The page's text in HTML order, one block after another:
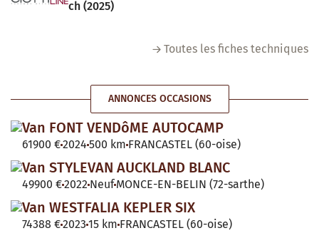
ch (2025)
Toutes les fiches techniques
ANNONCES OCCASIONS
Van FONT VENDôME AUTOCAMP
61900 €2024 500 km FRANCASTEL (60-oise)
Van STYLEVAN AUCKLAND BLANC
49900 €2022 Neuf MONCE-EN-BELIN (72-sarthe)
Van WESTFALIA KEPLER SIX
74388 €2023 15 km FRANCASTEL (60-oise)